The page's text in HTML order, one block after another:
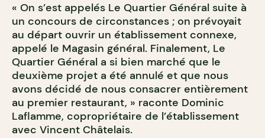
« On s’est appelés Le Quartier Général suite à
un concours de circonstances ; on prévoyait
au départ ouvrir un établissement connexe,
appelé le Magasin général. Finalement, Le
Quartier Général a si bien marché que le
deuxième projet a été annulé et que nous
avons décidé de nous consacrer entièrement
au premier restaurant, » raconte Dominic
Laflamme, copropriétaire de l’établissement
avec Vincent Châtelais.